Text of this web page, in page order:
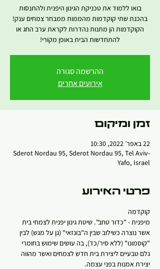
בואו ללמוד את טכניקת הגינון היפנית ולהתנסות
בהכנת שתי קוקדמות מהממות ממבחר צמחים ענק!
הקוקדמות הן מתנות נהדרות לקראת ערב החג או
להתחדשות הבית באופן מקורי!
ההרשמה סגורה
אירועים אחרים
זמן ומיקום
22 באפר׳ 2022, 10:30
Sderot Nordau 95, Sderot Nordau 95, Tel Aviv-
Yafo, Israel
פרטי האירוע
קוקדמה
מיפנית - "כדור טחב". שיטת גינון יפנית לצמחי בית
אשר נוצרה כשילוב שבין ה"בונזאי" (גן על מגש) לבין
"קוסמונו" (ללא סיר/כד), בה עושים שימוש בחומרי
גלם טבעיים ליצירת בית חדש לצמחים ואשר מהווה
יצירת אמנות בפני עצמה.